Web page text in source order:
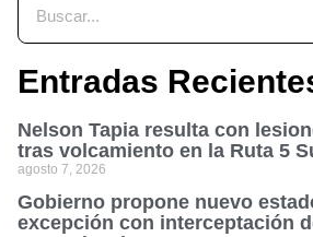
Entradas
Nelson Tapia resulta con
tras volcamiento en la Ruta 5
agosto 7, 2026
Gobierno propone nuevo
excepción con interceptación